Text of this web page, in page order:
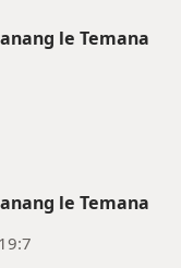
le Temana
le Temana